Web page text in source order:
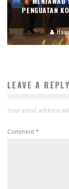
PENGUATAN
LEAVE A REPLY
Your email address
Comment*